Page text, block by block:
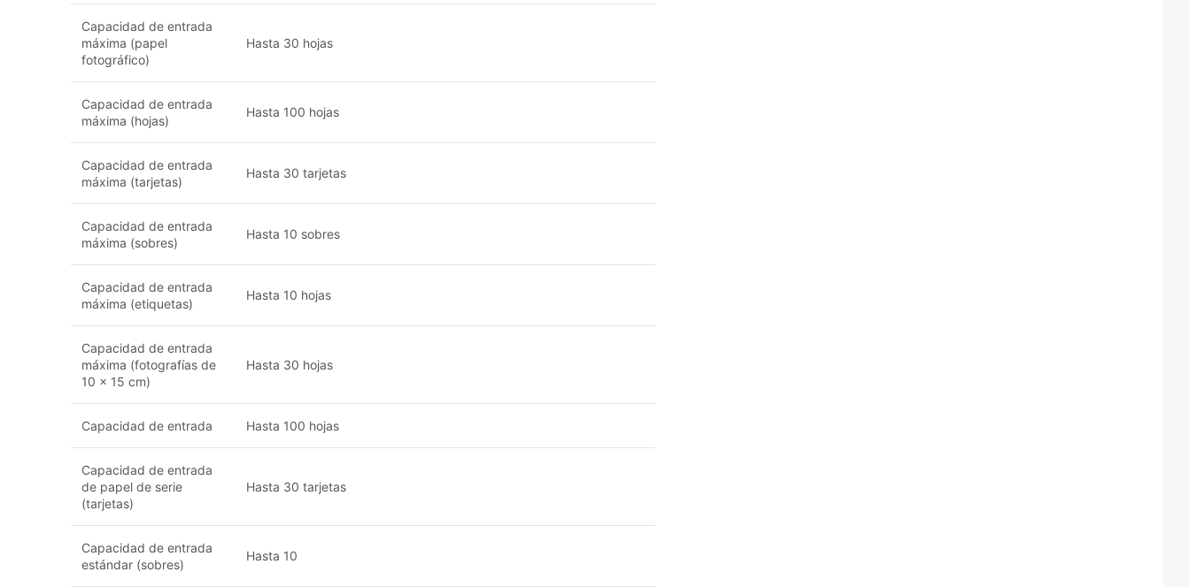
Capacidad de entrada
máxima (papel
fotográfico)
Hasta 30 hojas
Capacidad de entrada
máxima (hojas)
Hasta 100 hojas
Capacidad de entrada
máxima (tarjetas)
Hasta 30 tarjetas
Capacidad de entrada
máxima (sobres)
Hasta 10 sobres
Capacidad de entrada
máxima (etiquetas)
Hasta 10 hojas
Capacidad de entrada
máxima (fotografías de
10 x 15 cm)
Hasta 30 hojas
Capacidad de entrada Hasta 100 hojas
Capacidad de entrada
de papel de serie
(tarjetas)
Hasta 30 tarjetas
Capacidad de entrada
estándar (sobres)
Hasta 10